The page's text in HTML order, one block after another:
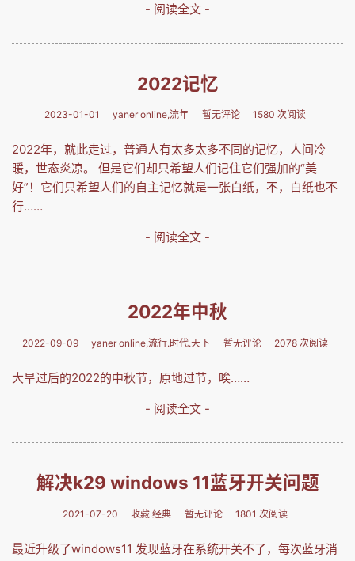
- 阅读全文 -
2022记忆
2023-01-01 yaner online,流年 暂无评论 1580 次阅读
2022年，就此走过，普通人有太多太多不同的记忆，人间冷
暖，世态炎凉。 但是它们却只希望人们记住它们强加的“美
好”！它们只希望人们的自主记忆就是一张白纸，不，白纸也不
行……
- 阅读全文 -
2022年中秋
2022-09-09 yaner online,流行.时代.天下 暂无评论 2078 次阅读
大旱过后的2022的中秋节，原地过节，唉……
- 阅读全文 -
解决k29 windows 11蓝牙开关问题
2021-07-20 收藏.经典 暂无评论 1801 次阅读
最近升级了windows11 发现蓝牙在系统开关不了，每次蓝牙消